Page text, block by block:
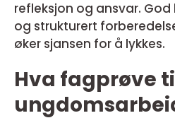
refleksjon og ansvar.
og strukturert
øker sjansen for å lykkes.
Hva fagprøve